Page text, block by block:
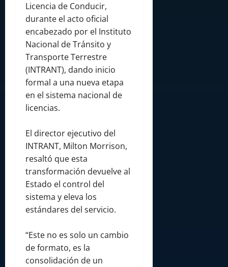
Licencia de Conducir,
durante el acto oficial
encabezado por el Instituto
Nacional de Tránsito y
Transporte Terrestre
(INTRANT), dando inicio
formal a una nueva etapa
en el sistema nacional de
licencias.
El director ejecutivo del
INTRANT, Milton Morrison,
resaltó que esta
transformación devuelve al
Estado el control del
sistema y eleva los
estándares del servicio.
“Este no es solo un cambio
de formato, es la
consolidación de un